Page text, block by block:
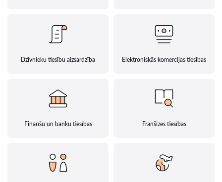
Dzīvnieku tiesību aizsardzība Elektroniskās komercijas tiesības
Finanšu un banku tiesības Franšīzes tiesības